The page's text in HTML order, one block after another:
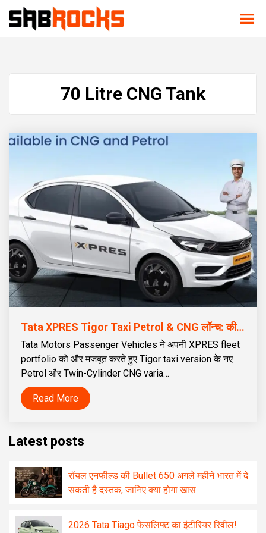
70 Litre CNG Tank
Tata XPRES Tigor Taxi Petrol & CNG लॉन्च: कीमत ₹5.59 लाख से शुरू | 70L Twin Cylinder CNG टैंक
Tata Motors Passenger Vehicles ने अपनी XPRES fleet
portfolio को और मजबूत करते हुए Tigor taxi version के नए
Petrol और Twin-Cylinder CNG varia…
Read More
Latest posts
रॉयल एनफील्ड की Bullet 650 अगले महीने भारत में दे
सकती है दस्तक, जानिए क्या होगा खास
2026 Tata Tiago फेसलिफ्ट का इंटीरियर रिवील!